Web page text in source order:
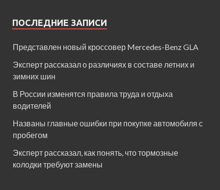
ПОСЛЕДНИЕ ЗАПИСИ
Представлен новый кроссовер Mercedes-Benz GLA
Эксперт рассказал о различиях в составе летних и
зимних шин
В России изменятся правила труда и отдыха
водителей
Названы главные ошибки при покупке автомобиля с
пробегом
Эксперт рассказал, как понять, что тормозные
колодки требуют замены